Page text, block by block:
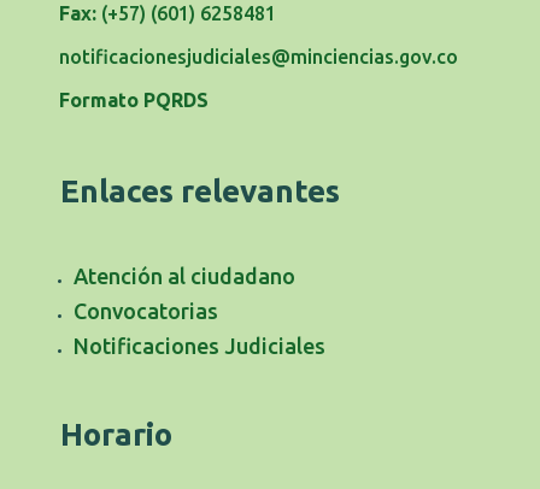
Fax:(+57) (601) 6258481
notificacionesjudiciales@minciencias.gov.co
Formato PQRDS
Enlaces relevantes
Atención al ciudadano
Convocatorias
Notificaciones Judiciales
Horario